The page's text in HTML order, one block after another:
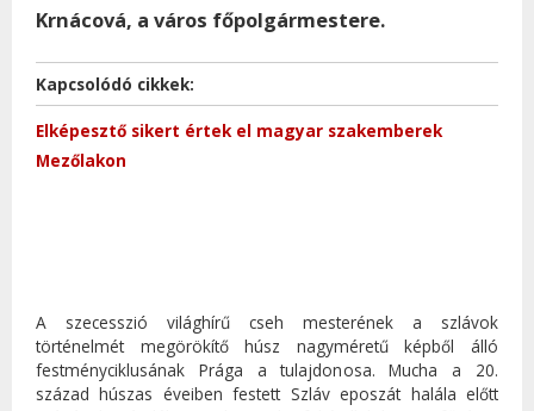
Krnácová, a város főpolgármestere.
Kapcsolódó cikkek:
Elképesztő sikert értek el magyar szakemberek
Mezőlakon
A szecesszió világhírű cseh mesterének a szlávok
történelmét megörökítő húsz nagyméretű képből álló
festményciklusának Prága a tulajdonosa. Mucha a 20.
század húszas éveiben festett Szláv eposzát halála előtt